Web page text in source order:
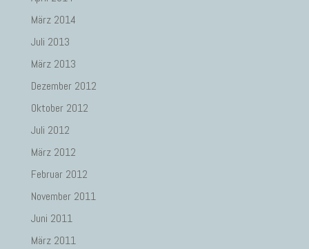
März 2014
Juli 2013
März 2013
Dezember 2012
Oktober 2012
Juli 2012
März 2012
Februar 2012
November 2011
Juni 2011
März 2011